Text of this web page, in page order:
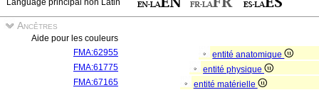
Language principal non Latin
Ancêtres
Aide pour les couleurs
FMA:62955
entité anatomique
FMA:61775
entité physique
FMA:67165
entité matérielle